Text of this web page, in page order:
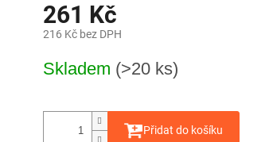
261 Kč
216 Kč bez DPH
cena:
Skladem (>20 ks)
Přidat do košíku